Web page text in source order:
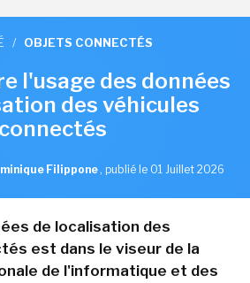
/ OBJETS CONNECTÉS
l'usage des données
des véhicules
connectés
Filippone , publié le 01 Juillet 2026
de localisation des
est dans le viseur de la
de l'informatique et des